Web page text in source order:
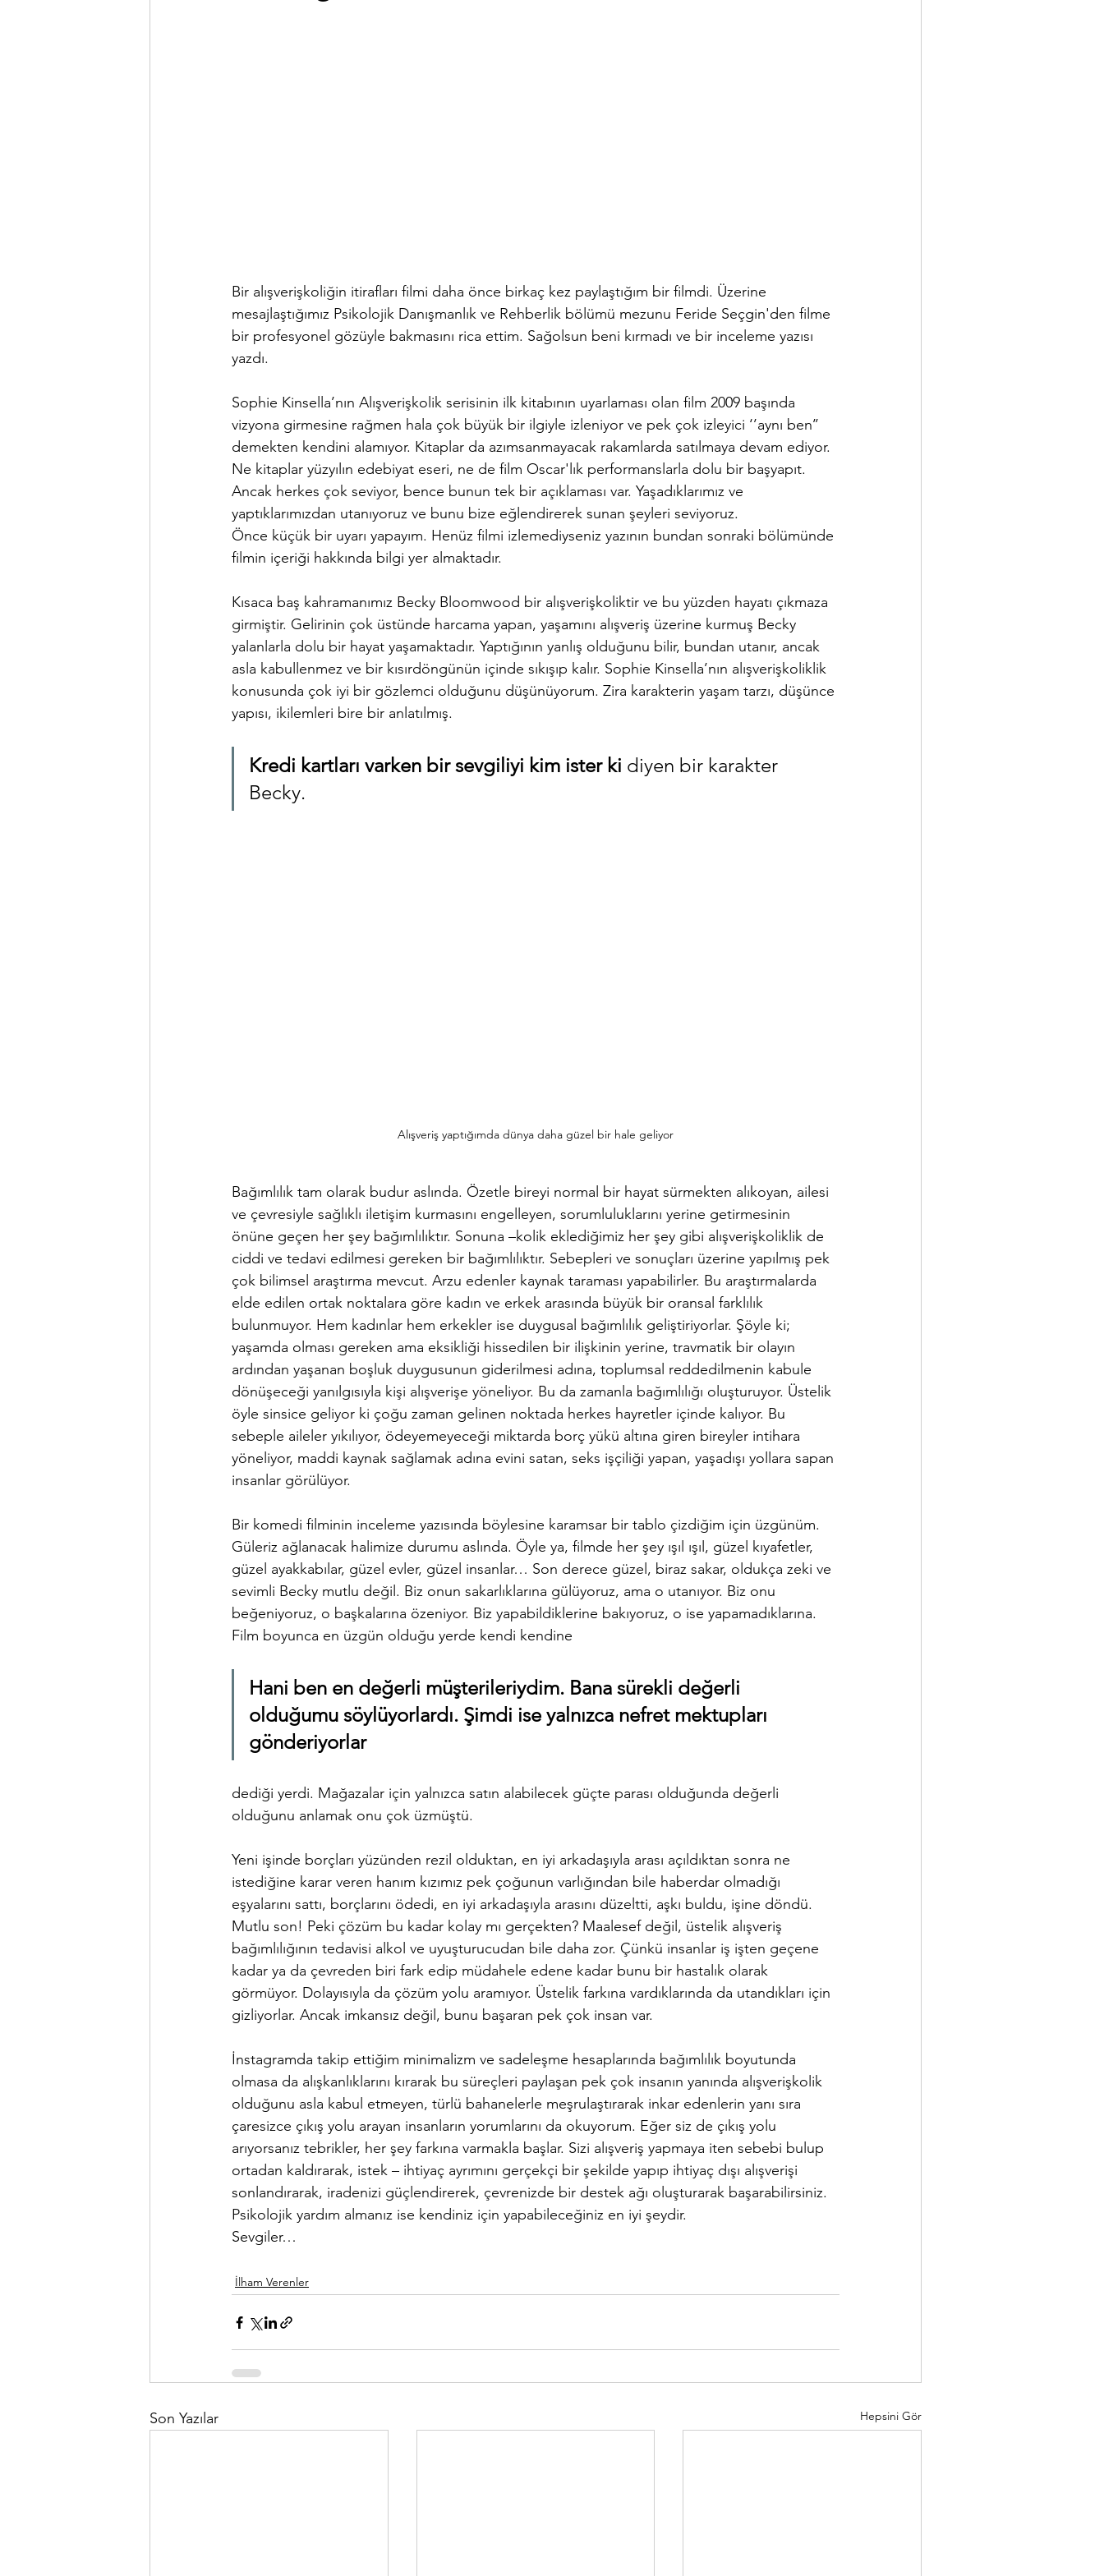
Bir alışverişkoliğin itirafları filmi daha önce birkaç kez paylaştığım bir filmdi. Üzerine
mesajlaştığımız Psikolojik Danışmanlık ve Rehberlik bölümü mezunu Feride Seçgin'den filme
bir profesyonel gözüyle bakmasını rica ettim. Sağolsun beni kırmadı ve bir inceleme yazısı
yazdı.
Sophie Kinsella’nın Alışverişkolik serisinin ilk kitabının uyarlaması olan film 2009 başında
vizyona girmesine rağmen hala çok büyük bir ilgiyle izleniyor ve pek çok izleyici ‘’aynı ben’’
demekten kendini alamıyor. Kitaplar da azımsanmayacak rakamlarda satılmaya devam ediyor.
Ne kitaplar yüzyılın edebiyat eseri, ne de film Oscar'lık performanslarla dolu bir başyapıt.
Ancak herkes çok seviyor, bence bunun tek bir açıklaması var. Yaşadıklarımız ve
yaptıklarımızdan utanıyoruz ve bunu bize eğlendirerek sunan şeyleri seviyoruz.
Önce küçük bir uyarı yapayım. Henüz filmi izlemediyseniz yazının bundan sonraki bölümünde
filmin içeriği hakkında bilgi yer almaktadır.
Kısaca baş kahramanımız Becky Bloomwood bir alışverişkoliktir ve bu yüzden hayatı çıkmaza
girmiştir. Gelirinin çok üstünde harcama yapan, yaşamını alışveriş üzerine kurmuş Becky
yalanlarla dolu bir hayat yaşamaktadır. Yaptığının yanlış olduğunu bilir, bundan utanır, ancak
asla kabullenmez ve bir kısırdöngünün içinde sıkışıp kalır. Sophie Kinsella’nın alışverişkoliklik
konusunda çok iyi bir gözlemci olduğunu düşünüyorum. Zira karakterin yaşam tarzı, düşünce
yapısı, ikilemleri bire bir anlatılmış.
Kredi kartları varken bir sevgiliyi kim ister ki diyen bir karakter
Becky.
Alışveriş yaptığımda dünya daha güzel bir hale geliyor
Bağımlılık tam olarak budur aslında. Özetle bireyi normal bir hayat sürmekten alıkoyan, ailesi
ve çevresiyle sağlıklı iletişim kurmasını engelleyen, sorumluluklarını yerine getirmesinin
önüne geçen her şey bağımlılıktır. Sonuna –kolik eklediğimiz her şey gibi alışverişkoliklik de
ciddi ve tedavi edilmesi gereken bir bağımlılıktır. Sebepleri ve sonuçları üzerine yapılmış pek
çok bilimsel araştırma mevcut. Arzu edenler kaynak taraması yapabilirler. Bu araştırmalarda
elde edilen ortak noktalara göre kadın ve erkek arasında büyük bir oransal farklılık
bulunmuyor. Hem kadınlar hem erkekler ise duygusal bağımlılık geliştiriyorlar. Şöyle ki;
yaşamda olması gereken ama eksikliği hissedilen bir ilişkinin yerine, travmatik bir olayın
ardından yaşanan boşluk duygusunun giderilmesi adına, toplumsal reddedilmenin kabule
dönüşeceği yanılgısıyla kişi alışverişe yöneliyor. Bu da zamanla bağımlılığı oluşturuyor. Üstelik
öyle sinsice geliyor ki çoğu zaman gelinen noktada herkes hayretler içinde kalıyor. Bu
sebeple aileler yıkılıyor, ödeyemeyeceği miktarda borç yükü altına giren bireyler intihara
yöneliyor, maddi kaynak sağlamak adına evini satan, seks işçiliği yapan, yaşadışı yollara sapan
insanlar görülüyor.
Bir komedi filminin inceleme yazısında böylesine karamsar bir tablo çizdiğim için üzgünüm.
Güleriz ağlanacak halimize durumu aslında. Öyle ya, filmde her şey ışıl ışıl, güzel kıyafetler,
güzel ayakkabılar, güzel evler, güzel insanlar… Son derece güzel, biraz sakar, oldukça zeki ve
sevimli Becky mutlu değil. Biz onun sakarlıklarına gülüyoruz, ama o utanıyor. Biz onu
beğeniyoruz, o başkalarına özeniyor. Biz yapabildiklerine bakıyoruz, o ise yapamadıklarına.
Film boyunca en üzgün olduğu yerde kendi kendine
Hani ben en değerli müşterileriydim. Bana sürekli değerli
olduğumu söylüyorlardı. Şimdi ise yalnızca nefret mektupları
gönderiyorlar
dediği yerdi. Mağazalar için yalnızca satın alabilecek güçte parası olduğunda değerli
olduğunu anlamak onu çok üzmüştü.
Yeni işinde borçları yüzünden rezil olduktan, en iyi arkadaşıyla arası açıldıktan sonra ne
istediğine karar veren hanım kızımız pek çoğunun varlığından bile haberdar olmadığı
eşyalarını sattı, borçlarını ödedi, en iyi arkadaşıyla arasını düzeltti, aşkı buldu, işine döndü.
Mutlu son! Peki çözüm bu kadar kolay mı gerçekten? Maalesef değil, üstelik alışveriş
bağımlılığının tedavisi alkol ve uyuşturucudan bile daha zor. Çünkü insanlar iş işten geçene
kadar ya da çevreden biri fark edip müdahele edene kadar bunu bir hastalık olarak
görmüyor. Dolayısıyla da çözüm yolu aramıyor. Üstelik farkına vardıklarında da utandıkları için
gizliyorlar. Ancak imkansız değil, bunu başaran pek çok insan var.
İnstagramda takip ettiğim minimalizm ve sadeleşme hesaplarında bağımlılık boyutunda
olmasa da alışkanlıklarını kırarak bu süreçleri paylaşan pek çok insanın yanında alışverişkolik
olduğunu asla kabul etmeyen, türlü bahanelerle meşrulaştırarak inkar edenlerin yanı sıra
çaresizce çıkış yolu arayan insanların yorumlarını da okuyorum. Eğer siz de çıkış yolu
arıyorsanız tebrikler, her şey farkına varmakla başlar. Sizi alışveriş yapmaya iten sebebi bulup
ortadan kaldırarak, istek – ihtiyaç ayrımını gerçekçi bir şekilde yapıp ihtiyaç dışı alışverişi
sonlandırarak, iradenizi güçlendirerek, çevrenizde bir destek ağı oluşturarak başarabilirsiniz.
Psikolojik yardım almanız ise kendiniz için yapabileceğiniz en iyi şeydir.
Sevgiler…
İlham Verenler
Son Yazılar Hepsini Gör